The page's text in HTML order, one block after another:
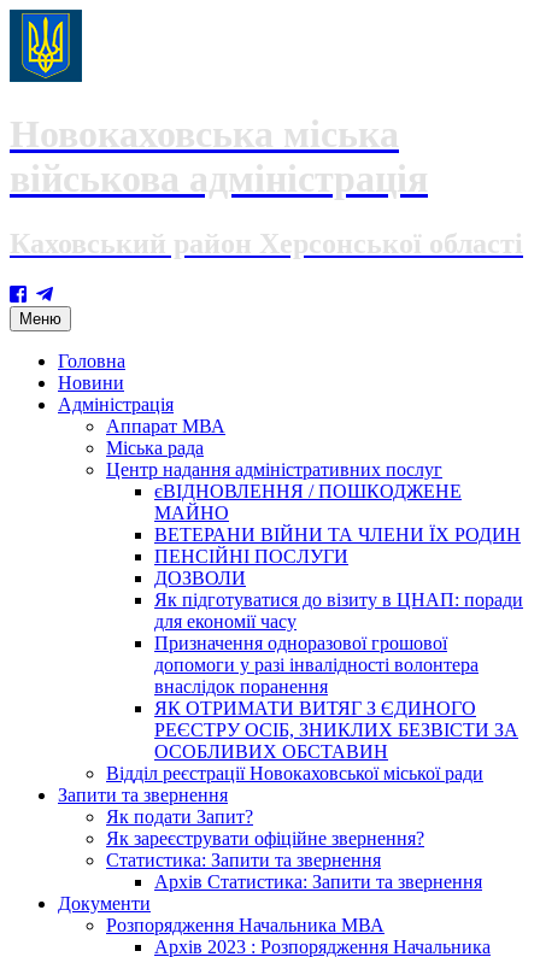
Новокаховська міська
військова адміністрація
Каховський район Херсонської області
Меню Skip
to
content
Головна
Новини
Адміністрація
Аппарат МВА
Міська рада
Центр надання адміністративних послуг
єВІДНОВЛЕННЯ / ПОШКОДЖЕНЕ
МАЙНО
ВЕТЕРАНИ ВІЙНИ ТА ЧЛЕНИ ЇХ РОДИН
ПЕНСІЙНІ ПОСЛУГИ
ДОЗВОЛИ
Як підготуватися до візиту в ЦНАП: поради
для економії часу
Призначення одноразової грошової
допомоги у разі інвалідності волонтера
внаслідок поранення
ЯК ОТРИМАТИ ВИТЯГ З ЄДИНОГО
РЕЄСТРУ ОСІБ, ЗНИКЛИХ БЕЗВІСТИ ЗА
ОСОБЛИВИХ ОБСТАВИН
Відділ реєстрації Новокаховської міської ради
Запити та звернення
Як подати Запит?
Як зареєструвати офіційне звернення?
Статистика: Запити та звернення
Архів Статистика: Запити та звернення
Документи
Розпорядження Начальника МВА
Архів 2023 : Розпорядження Начальника